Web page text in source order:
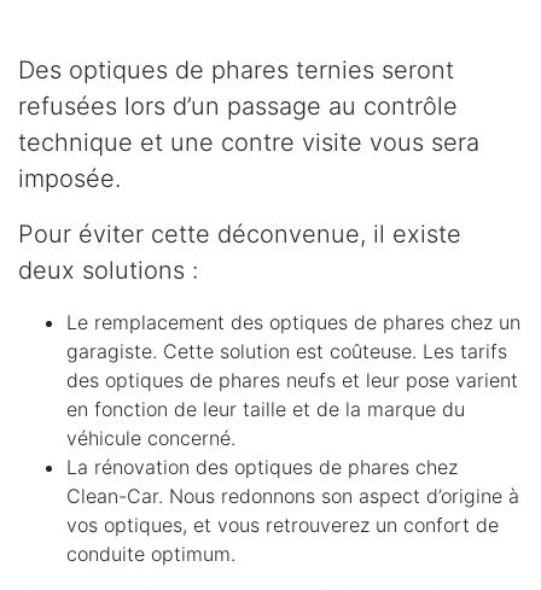
Des optiques de phares ternies seront
refusées lors d’un passage au contrôle
technique et une contre visite vous sera
imposée.
Pour éviter cette déconvenue, il existe
deux solutions :
Le remplacement des optiques de phares chez un
garagiste. Cette solution est coûteuse. Les tarifs
des optiques de phares neufs et leur pose varient
en fonction de leur taille et de la marque du
véhicule concerné.
La rénovation des optiques de phares chez
Clean-Car. Nous redonnons son aspect d’origine à
vos optiques, et vous retrouverez un confort de
conduite optimum.